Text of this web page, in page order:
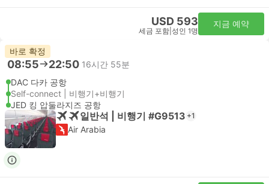
USD 593
세금 포함 성인 1명
지금 예약
바로 확정
08:55 22:50 16시간 55분
DAC 다카 공항
Self-connect | 비행기+비행기
JED 킹 압둘라지즈 공항
일반석 | 비행기 #G9513 +1
Air Arabia